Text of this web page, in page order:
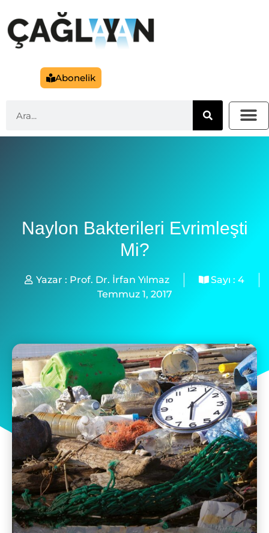
Abonelik
Naylon Bakterileri Evrimleşti
Mi?
Yazar : Prof. Dr. İrfan Yılmaz Sayı : 4
Temmuz 1, 2017